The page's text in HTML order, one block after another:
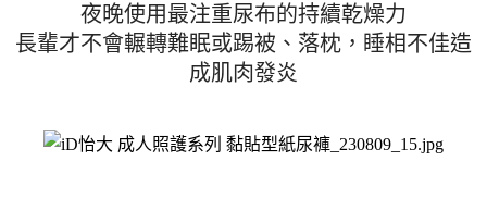
夜晚使用最注重尿布的持續乾燥力
長輩才不會輾轉難眠或踢被、落枕，睡相不佳造
成肌肉發炎